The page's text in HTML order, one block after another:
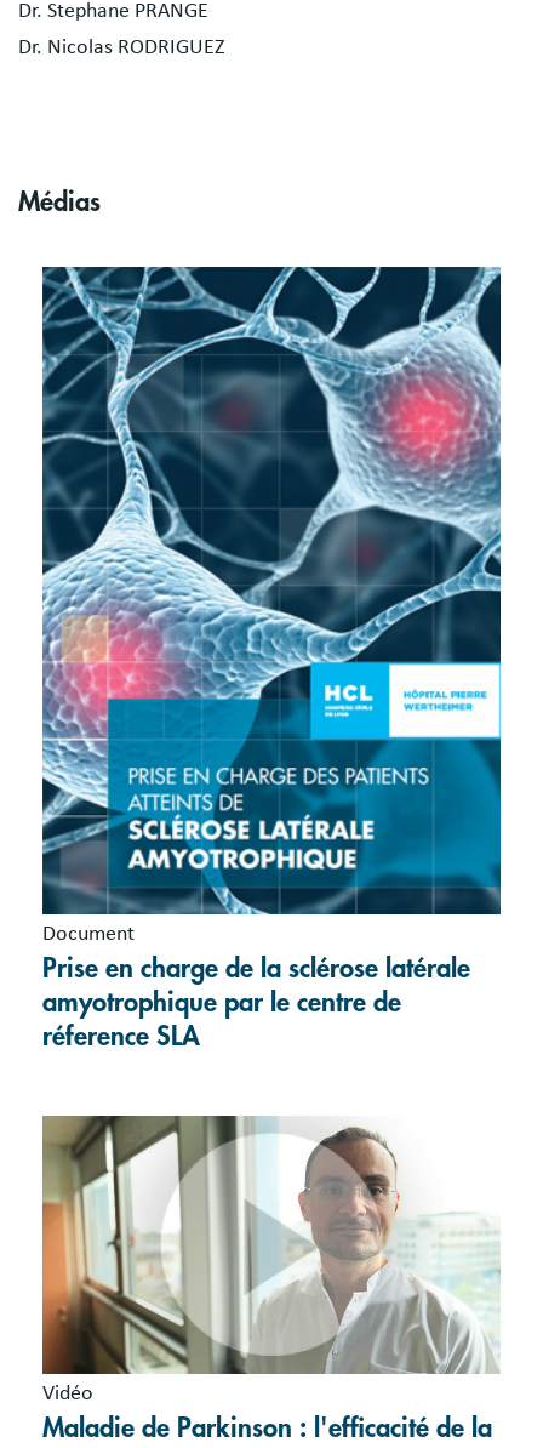
Dr. Stephane PRANGE
Dr. Nicolas RODRIGUEZ
Médias
Document
Prise en charge de la sclérose latérale
amyotrophique par le centre de
réference SLA
Vidéo
Maladie de Parkinson : l'efficacité de la